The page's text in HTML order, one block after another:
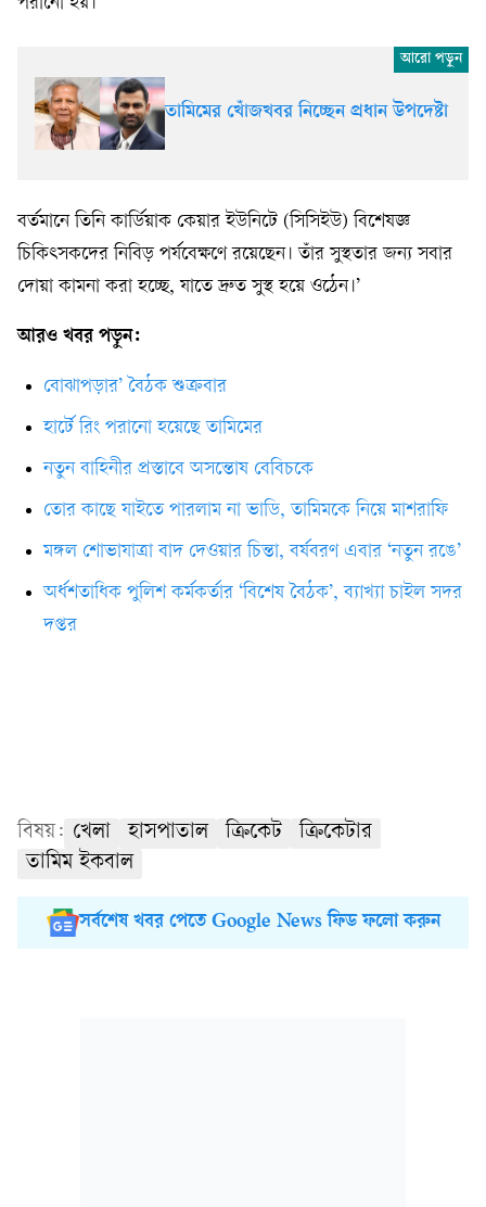
তামিমের খোঁজখবর নিচ্ছেন প্রধান উপদেষ্টা
বর্তমানে তিনি কার্ডিয়াক কেয়ার ইউনিটে (সিসিইউ) বিশেষজ্ঞ
চিকিৎসকদের নিবিড় পর্যবেক্ষণে রয়েছেন। তাঁর সুস্থতার জন্য সবার
দোয়া কামনা করা হচ্ছে, যাতে দ্রুত সুস্থ হয়ে ওঠেন।’
আরও খবর পড়ুন:
বোঝাপড়ার’ বৈঠক শুক্রবার
হার্টে রিং পরানো হয়েছে তামিমের
নতুন বাহিনীর প্রস্তাবে অসন্তোষ বেবিচকে
তোর কাছে যাইতে পারলাম না ভাডি, তামিমকে নিয়ে মাশরাফি
মঙ্গল শোভাযাত্রা বাদ দেওয়ার চিন্তা, বর্ষবরণ এবার ‘নতুন রঙে’
অর্ধশতাধিক পুলিশ কর্মকর্তার ‘বিশেষ বৈঠক’, ব্যাখ্যা চাইল সদর
দপ্তর
বিষয়: খেলা হাসপাতাল ক্রিকেট
ক্রিকেটার
তামিম ইকবাল
সর্বশেষ খবর পেতে Google News ফিড ফলো করুন